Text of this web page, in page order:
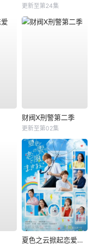
更新至第24集
财阀X刑警第二季
更新至第02集
夏色之云掀起恋爱与风暴